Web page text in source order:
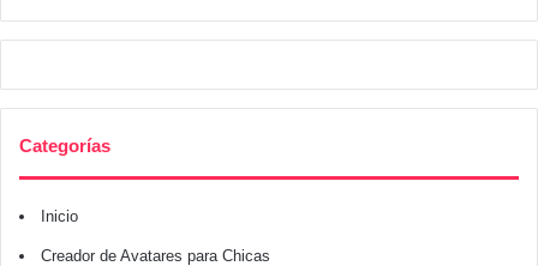
Categorías
Inicio
Creador de Avatares para Chicas